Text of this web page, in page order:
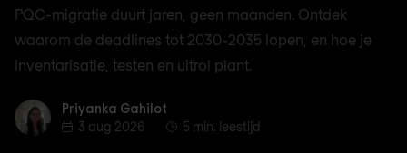
PQC-migratie duurt jaren, geen maanden. Ontdek
waarom de deadlines tot 2030-2035 lopen, en hoe je
inventarisatie, testen en uitrol plant.
Priyanka Gahilot
Priyanka Gahilot
3 aug 2026
5 min. leestijd